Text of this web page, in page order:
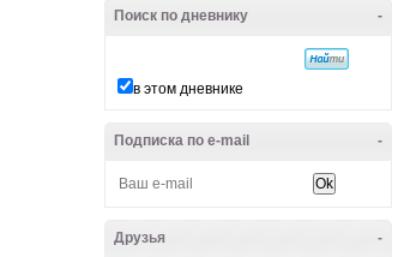
-
Поиск по дневнику
в этом дневнике
-
Подписка по e-mail
-
Друзья